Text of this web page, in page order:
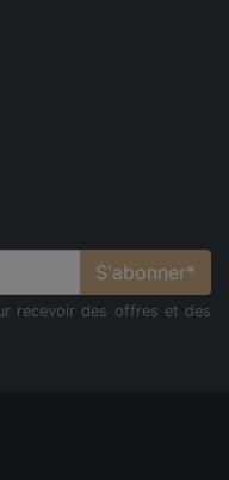
S'abonner*
recevoir des offres et des